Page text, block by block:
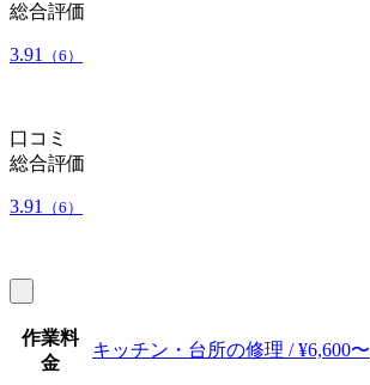
総合評価
3.91 （6）
口コミ
総合評価
3.91 （6）
作業料
金
キッチン・台所の修理 / ¥6,600〜